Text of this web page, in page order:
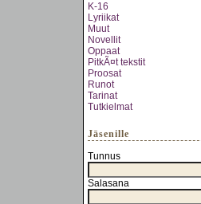
K-16
Lyriikat
Muut
Novellit
Oppaat
PitkÃ¤t tekstit
Proosat
Runot
Tarinat
Tutkielmat
Jäsenille
Tunnus
Salasana